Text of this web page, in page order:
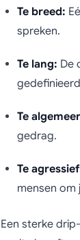
Te breed:
spreken.
Te lang: De
Te
gedrag.
Te
mensen om
Een sterke